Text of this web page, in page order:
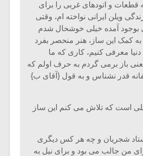
قطعات و اتودهای غربی را برای
ویلن ایرانی نواخته ام، وقتی
بوجود آمده خیلی خوشحال شدم
به کمک این ساز، هنر منحصر بفرد
دنیا معرفی کنیم، کاری که ما
یعنی باز برمی گردم به حرف اولم که
قدر نشناس و به قول {آقای ب}
است که تلاش می کنم این ساز
شجریان و چه هر کس دیگری
من جالب می بود و برای نیل به